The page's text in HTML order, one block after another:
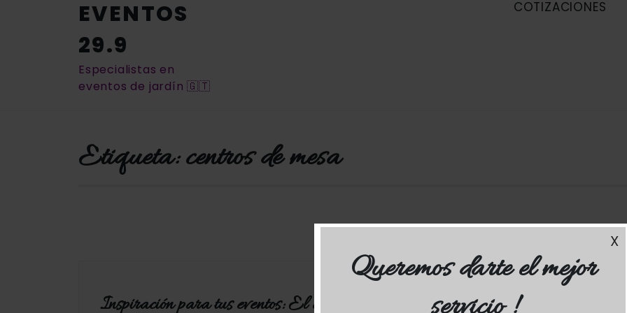
EVENTOS
29.9
Especialistas en
eventos de jardín 🇬🇹
COTIZACIONES
Etiqueta:centros de mesa
Inspiración para tus eventos: El color del año 2019
X
Queremos darte el mejor